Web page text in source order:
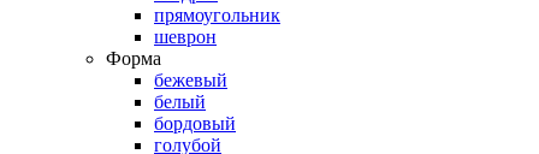
прямоугольник
шеврон
Форма
бежевый
белый
бордовый
голубой